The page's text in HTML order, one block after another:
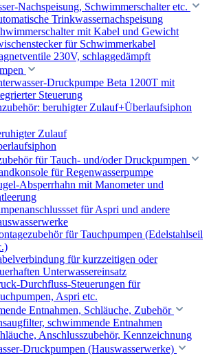
Nachspeisung, Schwimmerschalter etc.
Trinkwassernachspeisung
mit Kabel und Gewicht
für Schwimmerkabel
230V, schlaggedämpft
Druckpumpe Beta 1200T mit
Steuerung
beruhigter Zulauf+Überlaufsiphon
Zulauf
für Tauch- und/oder Druckpumpen
für Regenwasserpumpe
Absperrhahn mit Manometer und
für Aspri und andere
für Tauchpumpen (Edelstahlseil
für kurzzeitigen oder
Unterwassereinsatz
Durchfluss-Steuerungen für
Aspri etc.
Entnahmen, Schläuche, Zubehör
schwimmende Entnahmen
Anschlusszubehör, Kennzeichnung
Druckpumpen (Hauswasserwerke)